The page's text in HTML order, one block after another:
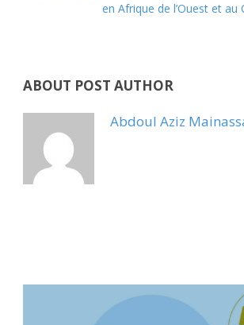
en Afrique de l’Ouest et au
ABOUT POST AUTHOR
Abdoul Aziz